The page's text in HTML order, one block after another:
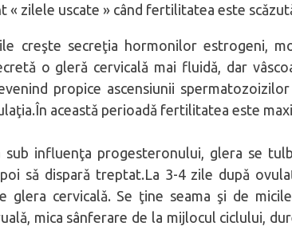
« zilele uscate » când fertilitatea este
creşte secreţia hormonilor estrogeni,
o glerǎ cervicalǎ mai fluidǎ, dar
propice ascensiunii
aceastǎ perioadǎ fertilitatea este
sub influenţa progesteronului, glera se
sǎ disparǎ treptat.La 3-4 zile dupǎ
glera cervicalǎ. Se ţine seama şi de
mica sânferare de la mijlocul ciclului,